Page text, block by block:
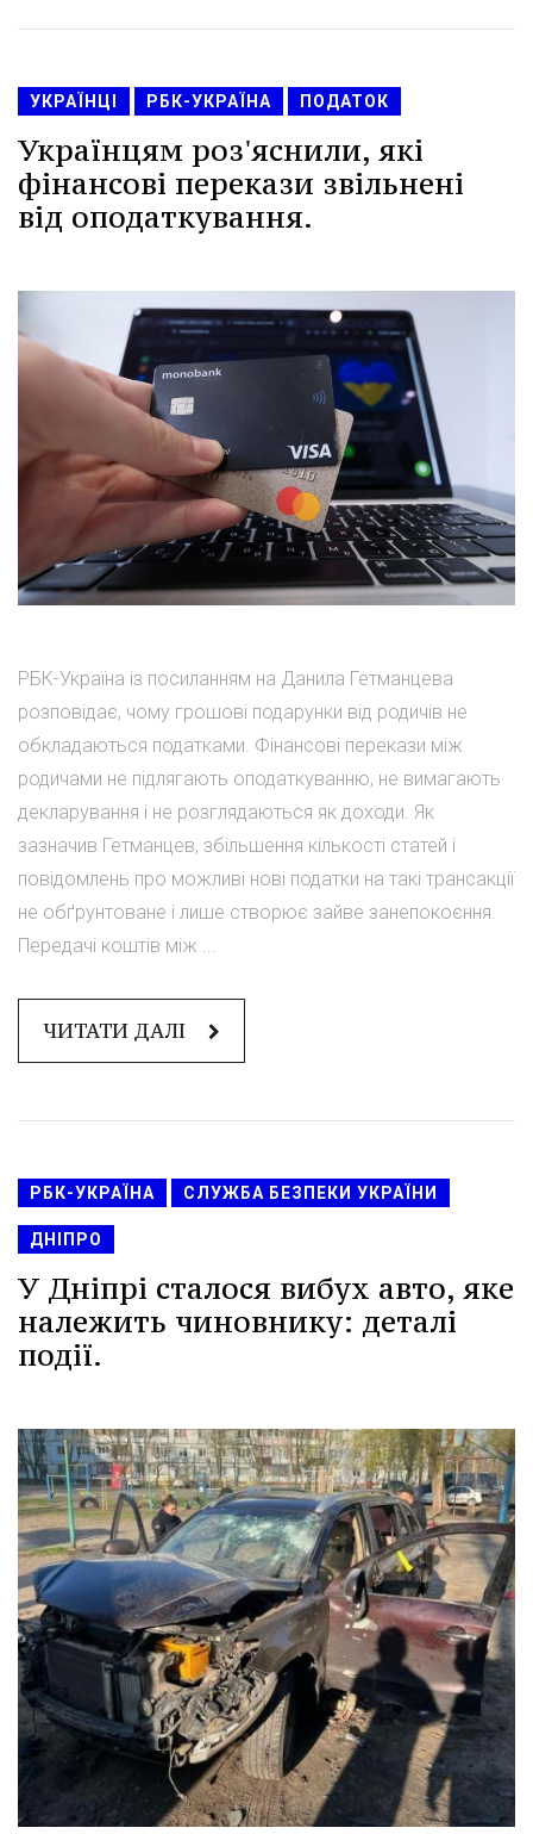
УКРАЇНЦІ РБК-УКРАЇНА ПОДАТОК
Українцям роз'яснили, які
фінансові перекази звільнені
від оподаткування.
РБК-Україна із посиланням на Данила Гетманцева
розповідає, чому грошові подарунки від родичів не
обкладаються податками. Фінансові перекази між
родичами не підлягають оподаткуванню, не вимагають
декларування і не розглядаються як доходи. Як
зазначив Гетманцев, збільшення кількості статей і
повідомлень про можливі нові податки на такі трансакції
не обґрунтоване і лише створює зайве занепокоєння.
Передачі коштів між ...
ЧИТАТИ ДАЛІ
РБК-УКРАЇНА СЛУЖБА БЕЗПЕКИ УКРАЇНИ
ДНІПРО
У Дніпрі сталося вибух авто, яке
належить чиновнику: деталі
події.